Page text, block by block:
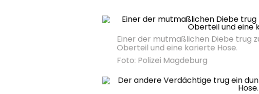
Einer der mutmaßlichen Diebe trug
Oberteil und eine karierte Hose.
Foto: Polizei Magdeburg